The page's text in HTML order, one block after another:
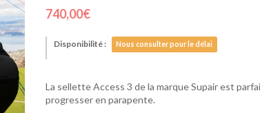
740,00€
Disponibilité : Nous consulter pour le délai
La sellette Access 3 de la marque Supair est
progresser en parapente.